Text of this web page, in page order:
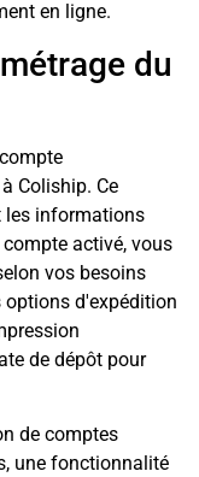
en ligne.
du
Coliship. Ce
les informations
activé, vous
vos besoins
d'expédition
de dépôt pour
de comptes
une fonctionnalité